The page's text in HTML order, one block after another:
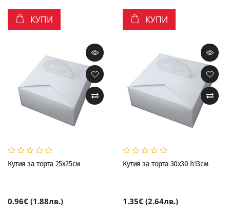
КУПИ КУПИ
Кутия за торта 25х25см
0.96€ (1.88лв.)
Кутия за торта 30х30 h13см
1.35€ (2.64лв.)